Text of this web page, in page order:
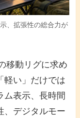
、拡張性の総合力が
移動リグに求め
軽い」だけでは
ム表示、長時間
、デジタルモー